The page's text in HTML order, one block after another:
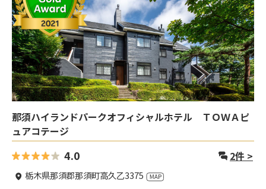
那須ハイランドパークオフィシャルホテル ＴＯＷＡピ
ュアコテージ
4.0 2件 >
栃木県那須郡那須町高久乙3375